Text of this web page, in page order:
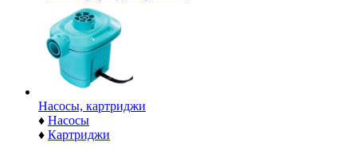
Насосы, картриджи
♦ Насосы
♦ Картриджи